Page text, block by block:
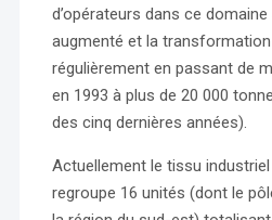
d’opérateurs dans ce
augmenté et la
régulièrement en passant de
en 1993 à plus de 20 000
des cinq dernières années).
Actuellement le tissu
regroupe 16 unités (dont le